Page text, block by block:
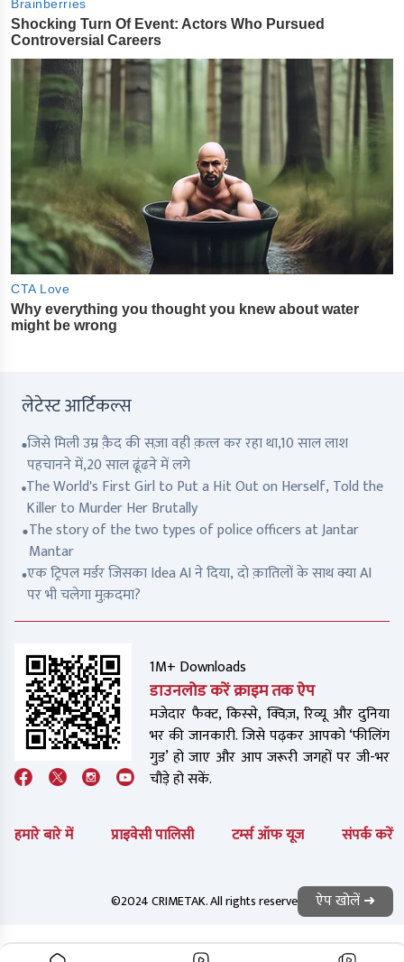
लेटेस्ट आर्टिकल्स
जिसे मिली उम्र क़ैद की सज़ा वही क़त्ल कर रहा था,10 साल लाश
पहचानने में,20 साल ढूंढने में लगे
The World's First Girl to Put a Hit Out on Herself, Told the
Killer to Murder Her Brutally
The story of the two types of police officers at Jantar
Mantar
एक ट्रिपल मर्डर जिसका Idea AI ने दिया, दो क़ातिलों के साथ क्या AI
पर भी चलेगा मुक़दमा?
1M+ Downloads
डाउनलोड करें क्राइम तक ऐप
मजेदार फैक्ट, किस्से, क्विज़, रिव्यू और दुनिया
भर की जानकारी. जिसे पढ़कर आपको ‘फीलिंग
गुड’ हो जाए और आप जरूरी जगहों पर जी-भर
चौड़े हो सकें.
हमारे बारे में प्राइवेसी पालिसी टर्म्स ऑफ यूज संपर्क करें
©2024 CRIMETAK. All rights reserved. ऐप खोलें ➜